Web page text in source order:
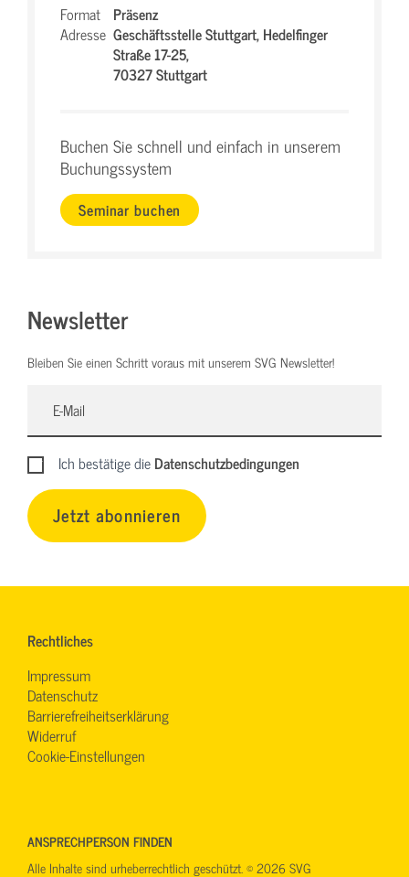
Format Präsenz
Adresse Geschäftsstelle Stuttgart,Hedelfinger
Straße 17-25,
70327 Stuttgart
Buchen Sie schnell und einfach in unserem
Buchungssystem
Seminar buchen
Newsletter
Bleiben Sie einen Schritt voraus mit unserem SVG Newsletter!
Ich bestätige dieDatenschutzbedingungen
Jetzt abonnieren
Rechtliches
Impressum
Datenschutz
Barrierefreiheitserklärung
Widerruf
Cookie-Einstellungen
ANSPRECHPERSON FINDEN
Alle Inhalte sind urheberrechtlich geschützt. © 2026 SVG